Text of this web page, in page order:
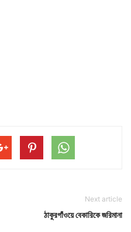
Next article
ঠাকুরগাঁওয়ে বেকারিকে জরিমানা